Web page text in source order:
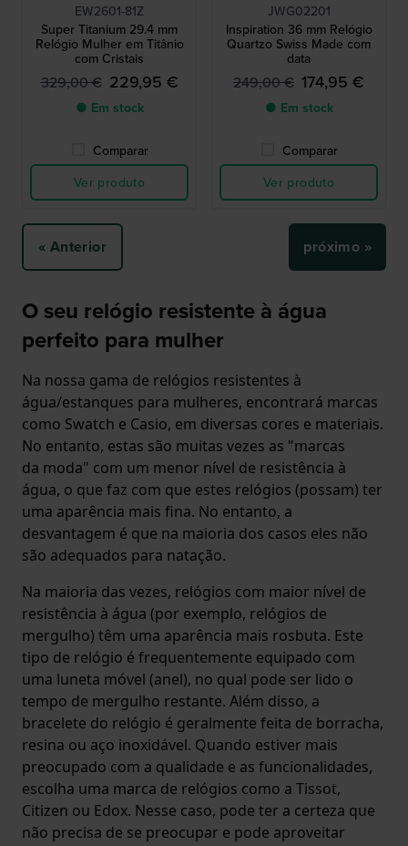
EW2601-81Z
Super Titanium 29.4 mm
Relógio Mulher em Titânio
com Cristais
329,00 € 229,95 €
● Em stock
Comparar
Ver produto
JWG02201
Inspiration 36 mm Relógio
Quartzo Swiss Made com
data
249,00 € 174,95 €
● Em stock
Comparar
Ver produto
« Anterior próximo »
O seu relógio resistente à água
perfeito para mulher
Na nossa gama de relógios resistentes à
água/estanques para mulheres, encontrará marcas
como Swatch e Casio, em diversas cores e materiais.
No entanto, estas são muitas vezes as "marcas
da moda" com um menor nível de resistência à
água, o que faz com que estes relógios (possam) ter
uma aparência mais fina. No entanto, a
desvantagem é que na maioria dos casos eles não
são adequados para natação.
Na maioria das vezes, relógios com maior nível de
resistência à água (por exemplo, relógios de
mergulho) têm uma aparência mais rosbuta. Este
tipo de relógio é frequentemente equipado com
uma luneta móvel (anel), no qual pode ser lido o
tempo de mergulho restante. Além disso, a
bracelete do relógio é geralmente feita de borracha,
resina ou aço inoxidável. Quando estiver mais
preocupado com a qualidade e as funcionalidades,
escolha uma marca de relógios como a Tissot,
Citizen ou Edox. Nesse caso, pode ter a certeza que
não precisa de se preocupar e pode aproveitar